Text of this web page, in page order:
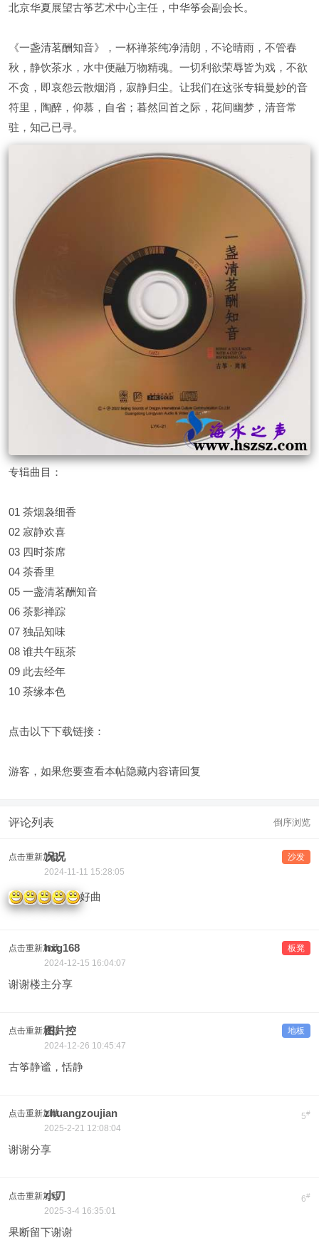
北京华夏展望古筝艺术中心主任，中华筝会副会长。
《一盏清茗酬知音》，一杯禅茶纯净清朗，不论晴雨，不管春
秋，静饮茶水，水中便融万物精魂。一切利欲荣辱皆为戏，不欲
不贪，即哀怨云散烟消，寂静归尘。让我们在这张专辑曼妙的音
符里，陶醉，仰慕，自省；暮然回首之际，花间幽梦，清音常
驻，知己已寻。
专辑曲目：
01 茶烟袅细香
02 寂静欢喜
03 四时茶席
04 茶香里
05 一盏清茗酬知音
06 茶影禅踪
07 独品知味
08 谁共午瓯茶
09 此去经年
10 茶缘本色
点击以下下载链接：
游客，如果您要查看本帖隐藏内容请回复
评论列表 倒序浏览
点击重新加载 沙发
况况
2024-11-11 15:28:05
好曲
点击重新加载 板凳
hxg168
2024-12-15 16:04:07
谢谢楼主分享
点击重新加载 地板
图片控
2024-12-26 10:45:47
古筝静谧，恬静
点击重新加载 5#
zhuangzoujian
2025-2-21 12:08:04
谢谢分享
点击重新加载 6#
小刀
2025-3-4 16:35:01
果断留下谢谢